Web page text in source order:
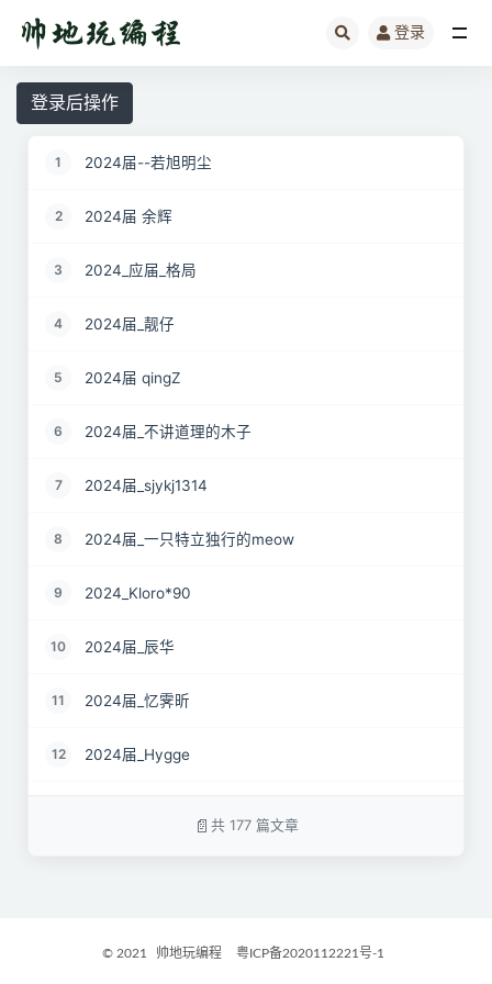
登录
登录后操作
1 2024届--若旭明尘
2 2024届 余辉
3 2024_应届_格局
4 2024届_靓仔
5 2024届 qingZ
6 2024届_不讲道理的木子
7 2024届_sjykj1314
8 2024届_一只特立独行的meow
9 2024_Kloro*90
10 2024届_辰华
11 2024届_忆霁昕
12 2024届_Hygge
共 177 篇文章
© 2021 帅地玩编程 粤ICP备2020112221号-1